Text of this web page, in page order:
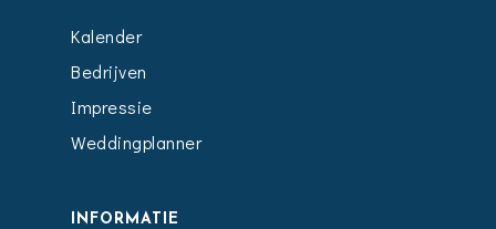
Kalender
Bedrijven
Impressie
Weddingplanner
INFORMATIE